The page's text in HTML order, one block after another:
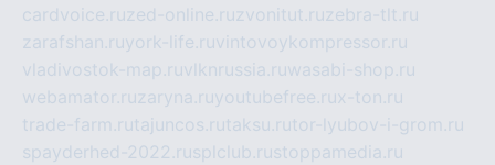
cardvoice.ruzed-online.ruzvonitut.ruzebra-tlt.ru
zarafshan.ruyork-life.ruvintovoykompressor.ru
vladivostok-map.ruvlknrussia.ruwasabi-shop.ru
webamator.ruzaryna.ruyoutubefree.rux-ton.ru
trade-farm.rutajuncos.rutaksu.rutor-lyubov-i-grom.ru
spayderhed-2022.rusplclub.rustoppamedia.ru